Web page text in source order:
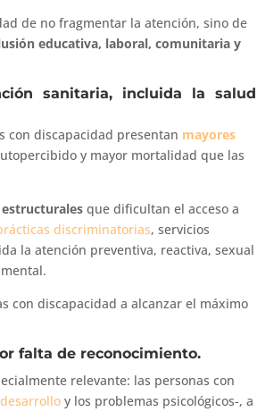
de no fragmentar la atención, sino de
educativa, laboral, comunitaria y
sanitaria, incluida la salud
con discapacidad presentan mayores
y mayor mortalidad que las
que dificultan el acceso a
discriminatorias, servicios
la atención preventiva, reactiva, sexual
con discapacidad a alcanzar el máximo
falta de reconocimiento.
relevante: las personas con
y los problemas psicológicos-, a